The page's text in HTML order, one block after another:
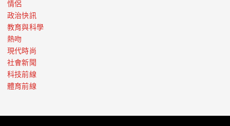
情侶
政治快訊
教育與科學
熱吻
現代時尚
社會新聞
科技前線
體育前線